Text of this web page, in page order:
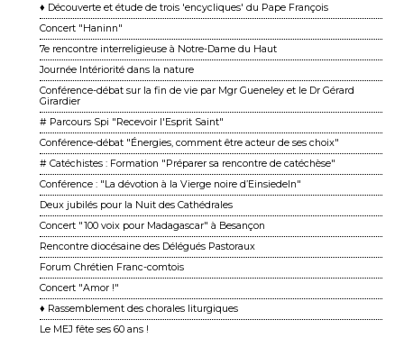
♦ Découverte et étude de trois 'encycliques' du Pape François
Concert "Haninn"
7e rencontre interreligieuse à Notre-Dame du Haut
Journée Intériorité dans la nature
Conférence-débat sur la fin de vie par Mgr Gueneley et le Dr Gérard
Girardier
# Parcours Spi "Recevoir l'Esprit Saint"
Conférence-débat "Énergies, comment être acteur de ses choix"
# Catéchistes : Formation "Préparer sa rencontre de catéchèse"
Conférence : "La dévotion à la Vierge noire d’Einsiedeln"
Deux jubilés pour la Nuit des Cathédrales
Concert "100 voix pour Madagascar" à Besançon
Rencontre diocésaine des Délégués Pastoraux
Forum Chrétien Franc-comtois
Concert "Amor !"
♦ Rassemblement des chorales liturgiques
Le MEJ fête ses 60 ans !